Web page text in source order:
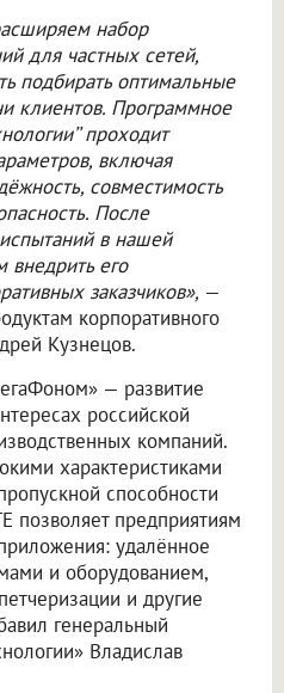
набор
для частных сетей,
подбирать оптимальные
клиентов. Программное
проходит
включая
совместимость
После
в нашей
его
заказчиков», —
корпоративного
Кузнецов.
— развитие
российской
компаний.
характеристиками
способности
позволяет предприятиям
удалённое
и оборудованием,
и другие
генеральный
Владислав